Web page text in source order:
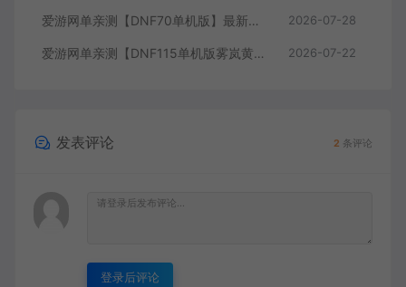
爱游网单亲测【DNF70单机版】最新整理超神70微变 魂图 异界 安图恩 四小龙 镶嵌 内辅 异次元护石宝珠 未加密PVF虚拟机一键端 视频安装教学 2026-07-28
爱游网单亲测【DNF115单机版雾岚黄昏战】最新整理带魔枪三职业 女鬼剑 女圣职者 男鬼剑女格斗新模型 美神 雾岚副本 太初装备 快捷内辅 虚拟机一键端 视频安装教学 2026-07-22
发表评论 2 条评论
登录后评论